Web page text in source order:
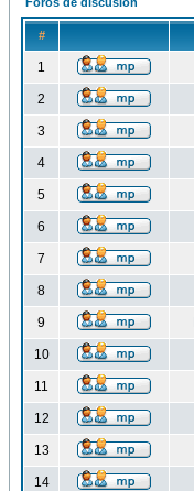
#
1
2
3
4
5
6
7
8
9
10
11
12
13
14